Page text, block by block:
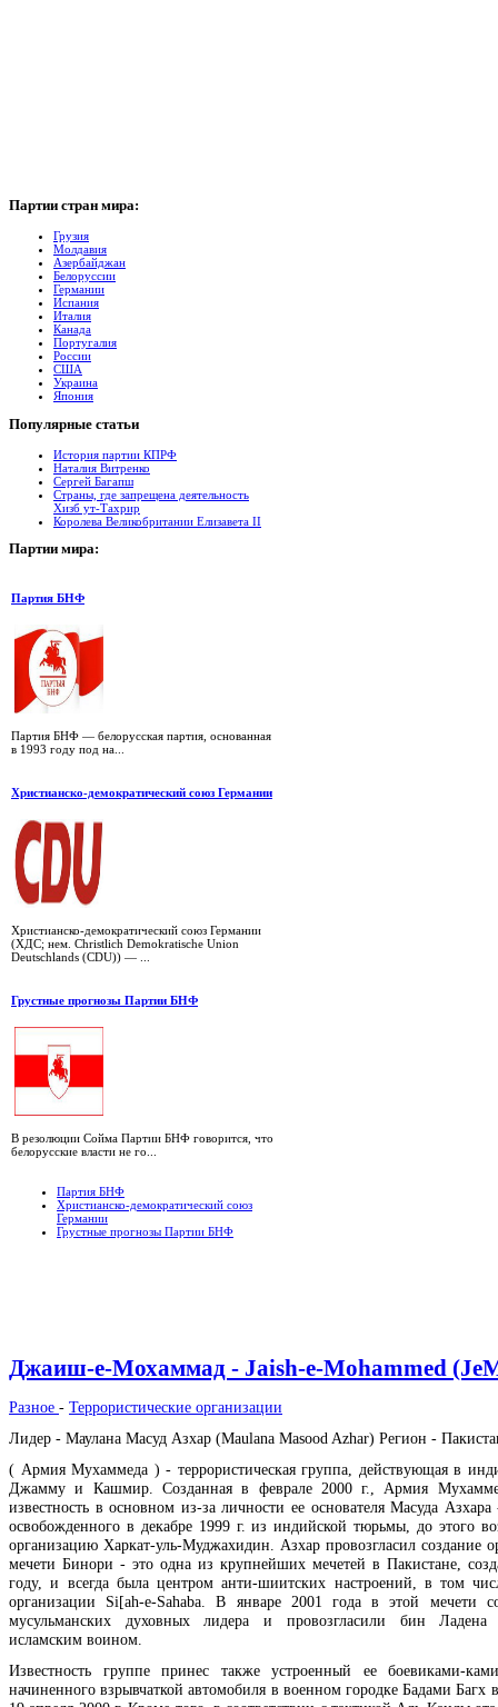
Партии стран мира:
Грузия
Молдавия
Азербайджан
Белоруссии
Германии
Испания
Италия
Канада
Португалия
России
США
Украина
Япония
Популярные cтатьи
История партии КПРФ
Наталия Витренко
Сергей Багапш
Страны, где запрещена деятельность
Хизб ут-Тахрир
Королева Великобритании Елизавета II
Партии мира:
Партия БНФ
Партия БНФ — белорусская партия, основанная
в 1993 году под на...
Христианско-демократический союз Германии
Христианско-демократический союз Германии
(ХДС; нем. Christlich Demokratische Union
Deutschlands (CDU)) — ...
Грустные прогнозы Партии БНФ
В резолюции Сойма Партии БНФ говорится, что
белорусские власти не го...
Партия БНФ
Христианско-демократический союз
Германии
Грустные прогнозы Партии БНФ
Джаиш-е-Мохаммад - Jaish-e-Mohammed
Разное - Террористические организации
Лидер - Маулана Масуд Азхар (Maulana Masood Azhar) Регион -
( Армия Мухаммеда ) - террористическая группа, действующая в
Джамму и Кашмир. Созданная в феврале 2000 г., Армия
известность в основном из-за личности ее основателя Масуда Азхара
освобожденного в декабре 1999 г. из индийской тюрьмы, до этого
организацию Харкат-уль-Муджахидин. Азхар провозгласил создание
мечети Бинори - это одна из крупнейших мечетей в Пакистане,
году, и всегда была центром анти-шиитских настроений, в том
организации Si[ah-e-Sahaba. В январе 2001 года в этой мечети
мусульманских духовных лидера и провозгласили бин Ладена
исламским воином.
Известность группе принес также устроенный ее боевиками-
начиненного взрывчаткой автомобиля в военном городке Бадами Багх